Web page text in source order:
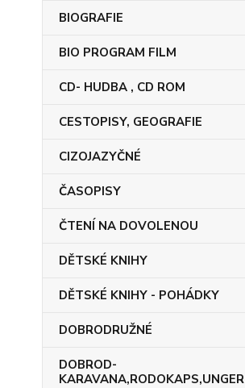
BIOGRAFIE
BIO PROGRAM FILM
CD- HUDBA , CD ROM
CESTOPISY, GEOGRAFIE
CIZOJAZYČNÉ
ČASOPISY
ČTENÍ NA DOVOLENOU
DĚTSKÉ KNIHY
DĚTSKÉ KNIHY - POHÁDKY
DOBRODRUŽNÉ
DOBROD-
KARAVANA,RODOKAPS,UNGER